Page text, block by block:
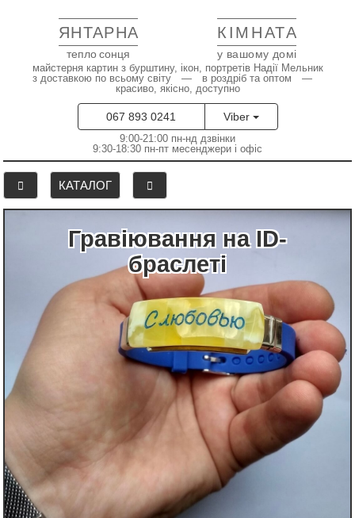
ЯНТАРНА КІМНАТА
тепло сонця у вашому домі
майстерня картин з бурштину, ікон, портретів Надії Мельник
з доставкою по всьому світу — в роздріб та оптом —
красиво, якісно, доступно
067 893 0241 Viber
9:00-21:00 пн-нд дзвінки
9:30-18:30 пн-пт месенджери і офіс
КАТАЛОГ
Гравіювання на ID-
браслеті